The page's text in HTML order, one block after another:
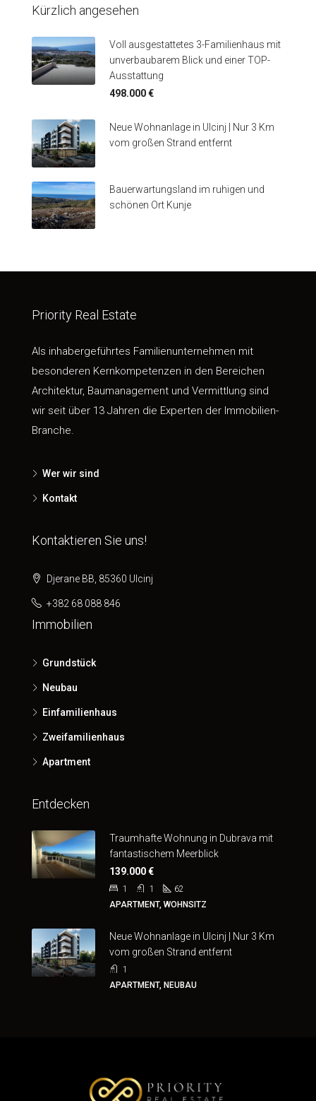
Kürzlich angesehen
Voll ausgestattetes 3-Familienhaus mit
unverbaubarem Blick und einer TOP-
Ausstattung
498.000 €
Neue Wohnanlage in Ulcinj | Nur 3 Km
vom großen Strand entfernt
Bauerwartungsland im ruhigen und
schönen Ort Kunje
Priority Real Estate
Als inhabergeführtes Familienunternehmen mit
besonderen Kernkompetenzen in den Bereichen
Architektur, Baumanagement und Vermittlung sind
wir seit über 13 Jahren die Experten der Immobilien-
Branche.
Wer wir sind
Kontakt
Kontaktieren Sie uns!
Djerane BB, 85360 Ulcinj
+382 68 088 846
Immobilien
Grundstück
Neubau
Einfamilienhaus
Zweifamilienhaus
Apartment
Entdecken
Traumhafte Wohnung in Dubrava mit
fantastischem Meerblick
139.000 €
1 1
62
APARTMENT, WOHNSITZ
Neue Wohnanlage in Ulcinj | Nur 3 Km
vom großen Strand entfernt
1
APARTMENT, NEUBAU